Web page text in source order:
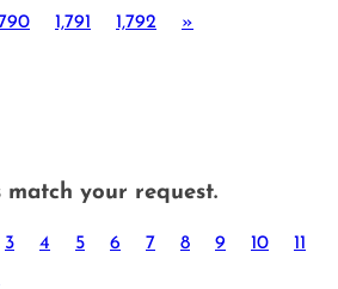
1,791 1,792 »
match your request.
3 4 5 6 7 8 9 10
11